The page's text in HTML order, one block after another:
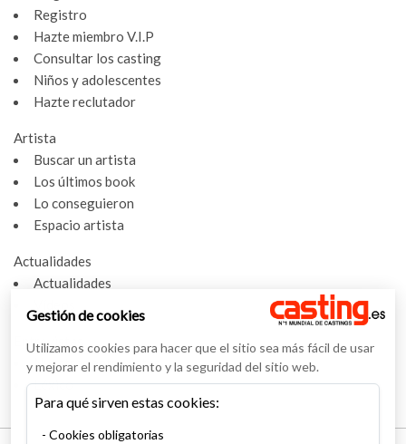
Registro
Hazte miembro V.I.P
Consultar los casting
Niños y adolescentes
Hazte reclutador
Artista
Buscar un artista
Los últimos book
Lo conseguieron
Espacio artista
Actualidades
Actualidades
Entrevistas
Nuestras entrevistas
Léxico
Gestión de cookies
Utilizamos cookies para hacer que el sitio sea más fácil de usar
y mejorar el rendimiento y la seguridad del sitio web.
Para qué sirven estas cookies:
Cookies obligatorias